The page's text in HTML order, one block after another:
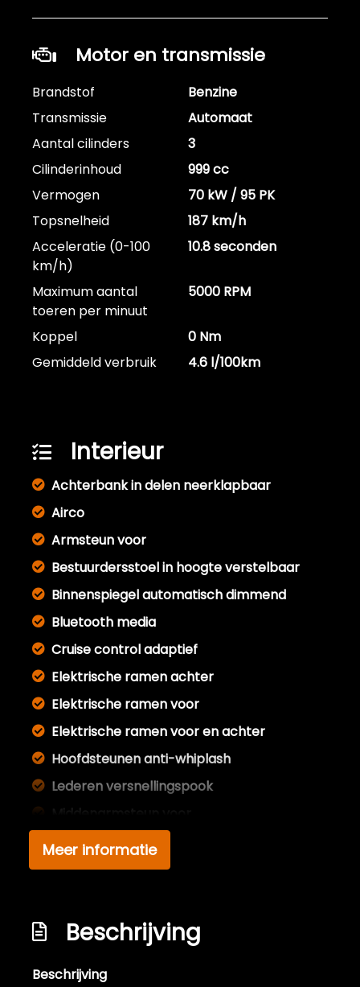
Motor en transmissie
Brandstof
Benzine
Transmissie
Automaat
Aantal cilinders
3
Cilinderinhoud
999 cc
Vermogen
70 kW / 95 PK
Topsnelheid
187 km/h
Acceleratie (0-100
km/h)
10.8 seconden
Maximum aantal
toeren per minuut
5000 RPM
Koppel
0 Nm
Gemiddeld verbruik
4.6 l/100km
Interieur
Achterbank in delen neerklapbaar
Airco
Armsteun voor
Bestuurdersstoel in hoogte verstelbaar
Binnenspiegel automatisch dimmend
Bluetooth media
Cruise control adaptief
Elektrische ramen achter
Elektrische ramen voor
Elektrische ramen voor en achter
Hoofdsteunen anti-whiplash
Lederen versnellingspook
Middenarmsteun voor
Sfeerverlichting
Stuur leder
Stuurbekrachtiging snelheidsafhankelijk
Voorstoelen verwarmd
Meer informatie
Beschrijving
Beschrijving